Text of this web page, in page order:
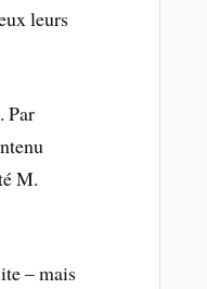
leurs
Par
M.
– mais